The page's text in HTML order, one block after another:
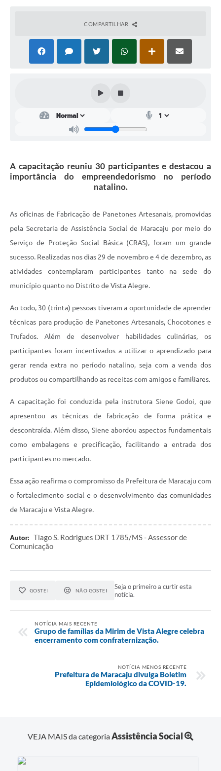
COMPARTILHAR
A capacitação reuniu 30 participantes e destacou a
importância do empreendedorismo no período
natalino.
As oficinas de Fabricação de Panetones Artesanais, promovidas
pela Secretaria de Assistência Social de Maracaju por meio do
Serviço de Proteção Social Básica (CRAS), foram um grande
sucesso. Realizadas nos dias 29 de novembro e 4 de dezembro, as
atividades contemplaram participantes tanto na sede do
município quanto no Distrito de Vista Alegre.
Ao todo, 30 (trinta) pessoas tiveram a oportunidade de aprender
técnicas para produção de Panetones Artesanais, Chocotones e
Trufados. Além de desenvolver habilidades culinárias, os
participantes foram incentivados a utilizar o aprendizado para
gerar renda extra no período natalino, seja com a venda dos
produtos ou compartilhando as receitas com amigos e familiares.
A capacitação foi conduzida pela instrutora Siene Godoi, que
apresentou as técnicas de fabricação de forma prática e
descontraída. Além disso, Siene abordou aspectos fundamentais
como embalagens e precificação, facilitando a entrada dos
participantes no mercado.
Essa ação reafirma o compromisso da Prefeitura de Maracaju com
o fortalecimento social e o desenvolvimento das comunidades
de Maracaju e Vista Alegre.
Autor: Tiago S. Rodrigues DRT 1785/MS - Assessor de
Comunicação
GOSTEI NÃO GOSTEI
Seja o primeiro a curtir esta
notícia.
NOTÍCIA MAIS RECENTE
Grupo de famílias da Mirim de Vista Alegre celebra
encerramento com confraternização.
NOTÍCIA MENOS RECENTE
Prefeitura de Maracaju divulga Boletim
Epidemiológico da COVID-19.
VEJA MAIS da categoriaAssistência Social